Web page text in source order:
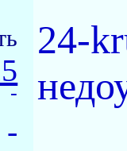
-
-
24-